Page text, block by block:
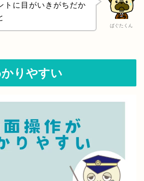
ぱぐたくん
トに目がいきがちだか
りやすい